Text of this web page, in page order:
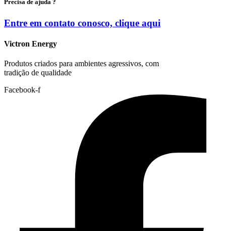
Precisa de ajuda ?
Entre em contato conosco, clique aqui
Victron Energy
Produtos criados para ambientes agressivos, com
tradição de qualidade
Facebook-f